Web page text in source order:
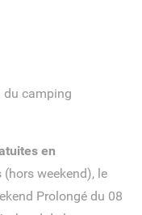
en
weekend), le
Prolongé du 08